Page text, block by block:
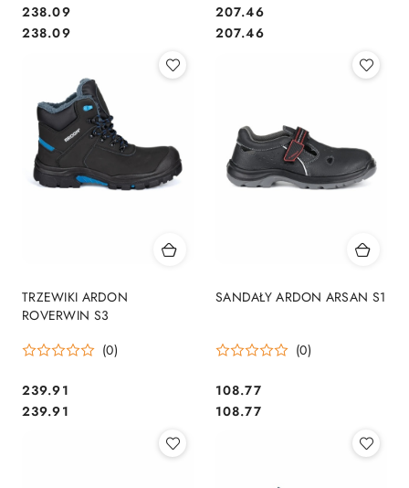
Cena:
238.09
Cena:
238.09 Cena:
207.46
Cena:
207.46
TRZEWIKI ARDON
ROVERWIN S3
(0)
Cena:
239.91
Cena:
239.91
SANDAŁY ARDON ARSAN S1
(0)
Cena:
108.77
Cena:
108.77